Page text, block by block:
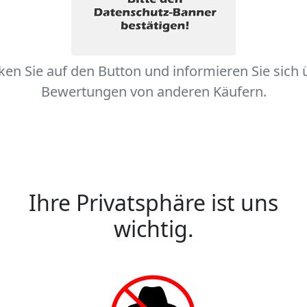
Sie auf den Button und informieren Sie sich
Bewertungen von anderen Käufern.
Ihre Privatsphäre ist uns
wichtig.